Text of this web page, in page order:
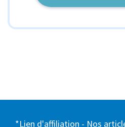
*Lien d'affiliation - Nos